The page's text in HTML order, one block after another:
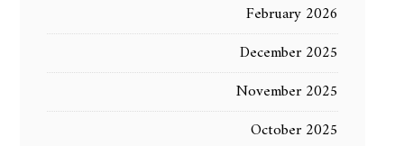
February 2026
December 2025
November 2025
October 2025